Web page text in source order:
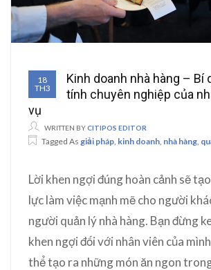
18
TH3
Kinh doanh nhà hàng – Bí
tính chuyên nghiệp của
vụ
WRITTEN BYCITIPOS EDITOR
Tagged As giải pháp, kinh doanh, nhà hàng,
Lời khen ngợi đúng hoàn cảnh sẽ
lực làm việc mạnh mẽ cho người
người quản lý nhà hàng. Bạn đừng
khen ngợi đối với nhân viên của
thể tạo ra những món ăn ngon